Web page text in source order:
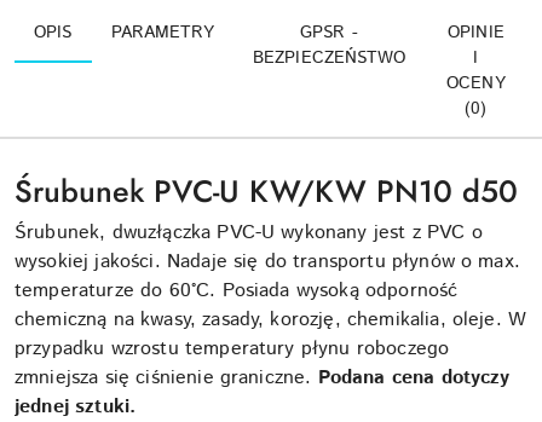
OPIS PARAMETRY
GPSR -
BEZPIECZEŃSTWO
OPINIE
I
OCENY
(0)
Śrubunek PVC-U KW/KW PN10 d50
Śrubunek, dwuzłączka PVC-U wykonany jest z PVC o
wysokiej jakości. Nadaje się do transportu płynów o max.
temperaturze do 60°C. Posiada wysoką odporność
chemiczną na kwasy, zasady, korozję, chemikalia, oleje. W
przypadku wzrostu temperatury płynu roboczego
zmniejsza się ciśnienie graniczne. Podana cena dotyczy
jednej sztuki.